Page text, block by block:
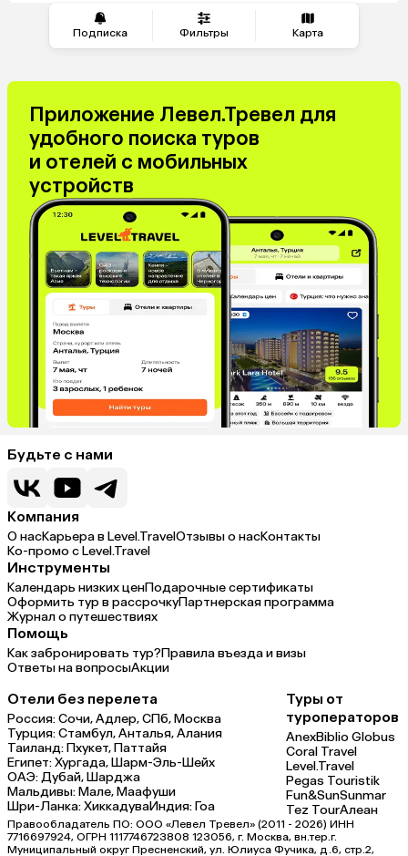
Подписка Фильтры Карта
Приложение Левел.Тревел для
удобного поиска туров
и отелей с мобильных
устройств
Будьте с нами
Компания
О насКарьера в Level.TravelОтзывы о насКонтакты
Ко-промо с Level.Travel
Инструменты
Календарь низких ценПодарочные сертификаты
Оформить тур в рассрочкуПартнерская программа
Журнал о путешествиях
Помощь
Как забронировать тур?Правила въезда и визы
Ответы на вопросыАкции
Отели без перелета
Россия:Сочи,Адлер,СПб,Москва
Турция:Стамбул,Анталья,Алания
Таиланд:Пхукет,Паттайя
Египет:Хургада,Шарм-Эль-Шейх
ОАЭ:Дубай,Шарджа
Мальдивы:Мале,Маафуши
Шри-Ланка:ХиккадуваИндия:Гоа
Туры от
туроператоров
AnexBiblio Globus
Coral Travel
Level.Travel
Pegas Touristik
Fun&SunSunmar
Tez TourАлеан
Правообладатель ПО: ООО «Левел Тревел» (2011 - 2026) ИНН
7716697924, ОГРН 1117746723808 123056, г. Москва, вн.тер.г.
Муниципальный округ Пресненский, ул. Юлиуса Фучика, д.6, стр.2,